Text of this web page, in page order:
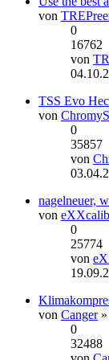
von
0
16762
von
TSS Evo
von
0
35857
von
nagelneuer,
von
0
25774
von
von Canger»
0
32488